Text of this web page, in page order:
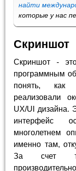
найти
которые у нас
Скриншот
Скриншот -
программным
понять, как
реализовали
UX/UI дизайна.
интерфейс
многолетнем
именно там,
За счет